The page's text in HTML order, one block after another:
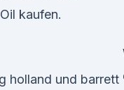
kaufen.